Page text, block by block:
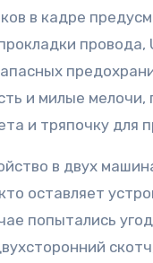
в кадре
и милые
и тряпочку для
в двух
оставляет
попытались